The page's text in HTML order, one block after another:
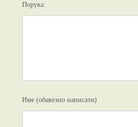
Порука:
Име (обавезно написати)